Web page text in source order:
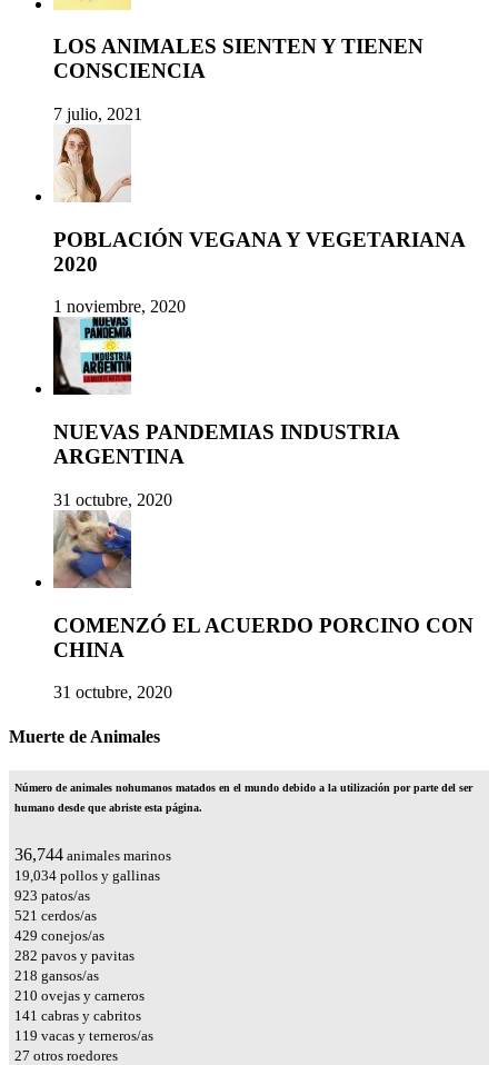
LOS ANIMALES SIENTEN Y TIENEN
CONSCIENCIA
7 julio, 2021
POBLACIÓN VEGANA Y VEGETARIANA
2020
1 noviembre, 2020
NUEVAS PANDEMIAS INDUSTRIA
ARGENTINA
31 octubre, 2020
COMENZÓ EL ACUERDO PORCINO CON
CHINA
31 octubre, 2020
Muerte de Animales
Número de animales nohumanos matados en el mundo debido a la utilización por parte del ser
humano desde que abriste esta página.
43,165 animales marinos
22,361 pollos y gallinas
1,085patos/as
612 cerdos/as
505 conejos/as
331 pavos y pavitas
256 gansos/as
247 ovejas y carneros
165 cabras y cabritos
140 vacas y terneros/as
31 otros roedores